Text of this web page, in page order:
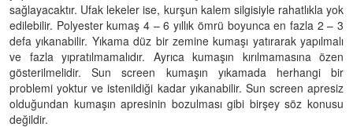
sağlayacaktır. Ufak lekeler ise, kurşun kalem silgisiyle rahatlıkla yok
edilebilir. Polyester kumaş 4 – 6 yıllık ömrü boyunca en fazla 2 – 3
defa yıkanabilir. Yıkama düz bir zemine kumaşı yatırarak yapılmalı
ve fazla yıpratılmamalıdır. Ayrıca kumaşın kırılmamasına özen
gösterilmelidir. Sun screen kumaşın yıkamada herhangi bir
problemi yoktur ve istenildiği kadar yıkanabilir. Sun screen apresiz
olduğundan kumaşın apresinin bozulması gibi birşey söz konusu
değildir.